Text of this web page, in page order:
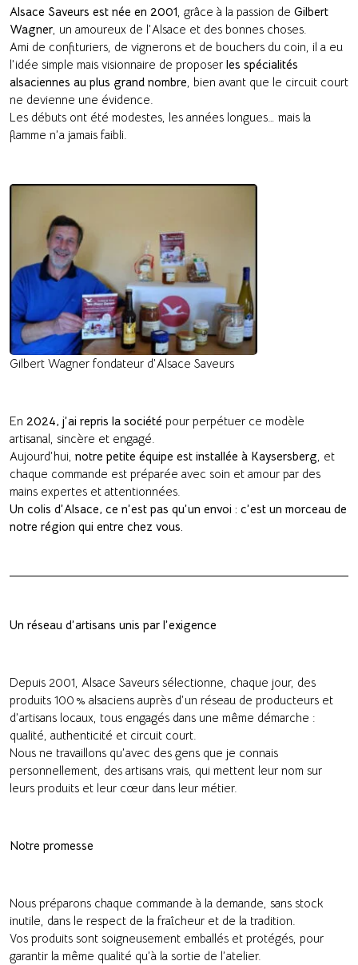
Alsace Saveurs est née en 2001, grâce à la passion de Gilbert
Wagner, un amoureux de l’Alsace et des bonnes choses.
Ami de confituriers, de vignerons et de bouchers du coin, il a eu
l’idée simple mais visionnaire de proposer les spécialités
alsaciennes au plus grand nombre, bien avant que le circuit court
ne devienne une évidence.
Les débuts ont été modestes, les années longues… mais la
flamme n’a jamais faibli.
Gilbert Wagner fondateur d’Alsace Saveurs
En 2024, j’ai repris la société pour perpétuer ce modèle
artisanal, sincère et engagé.
Aujourd’hui, notre petite équipe est installée à Kaysersberg , et
chaque commande est préparée avec soin et amour par des
mains expertes et attentionnées.
Un colis d’Alsace, ce n’est pas qu’un envoi : c’est un morceau de
notre région qui entre chez vous.
Un réseau d’artisans unis par l’exigence
Depuis 2001, Alsace Saveurs sélectionne, chaque jour, des
produits 100 % alsaciens auprès d’un réseau de producteurs et
d’artisans locaux, tous engagés dans une même démarche :
qualité, authenticité et circuit court.
Nous ne travaillons qu’avec des gens que je connais
personnellement, des artisans vrais, qui mettent leur nom sur
leurs produits et leur cœur dans leur métier.
Notre promesse
Nous préparons chaque commande à la demande, sans stock
inutile, dans le respect de la fraîcheur et de la tradition.
Vos produits sont soigneusement emballés et protégés, pour
garantir la même qualité qu’à la sortie de l’atelier.